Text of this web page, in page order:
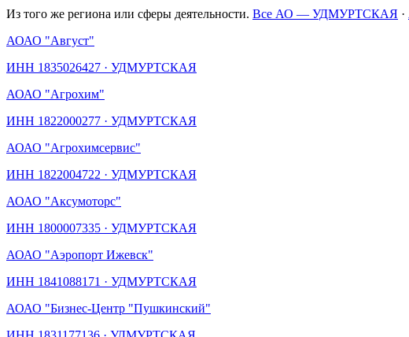
Из того же региона или сферы деятельности. Все АО — УДМУРТСКАЯ ·
АОАО "Август"
ИНН 1835026427 · УДМУРТСКАЯ
АОАО "Агрохим"
ИНН 1822000277 · УДМУРТСКАЯ
АОАО "Агрохимсервис"
ИНН 1822004722 · УДМУРТСКАЯ
АОАО "Аксумоторс"
ИНН 1800007335 · УДМУРТСКАЯ
АОАО "Аэропорт Ижевск"
ИНН 1841088171 · УДМУРТСКАЯ
АОАО "Бизнес-Центр "Пушкинский"